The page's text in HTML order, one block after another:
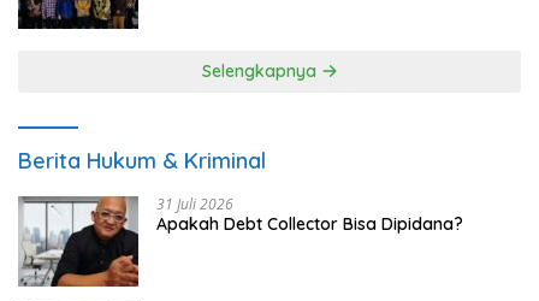
Selengkapnya
Berita Hukum & Kriminal
31 Juli 2026
Apakah Debt Collector Bisa Dipidana?